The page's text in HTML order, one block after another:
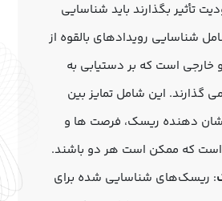
تأثیر بگذارند باید شناسایی
شناسایی رویدادهای بالقوه از
خارجی است که بر دستیابی به
‌گذارند. این شامل تمایز بین
دهنده ریسک، فرصت‌ ها و
است که ممکن است هر دو باشند.
: ریسک‌های شناسایی شده برای